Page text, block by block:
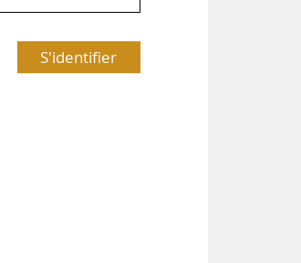
S'identifier